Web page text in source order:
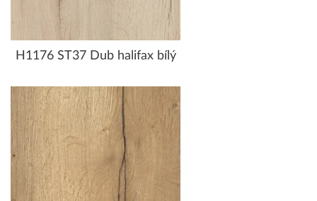
H1176 ST37 Dub halifax bílý